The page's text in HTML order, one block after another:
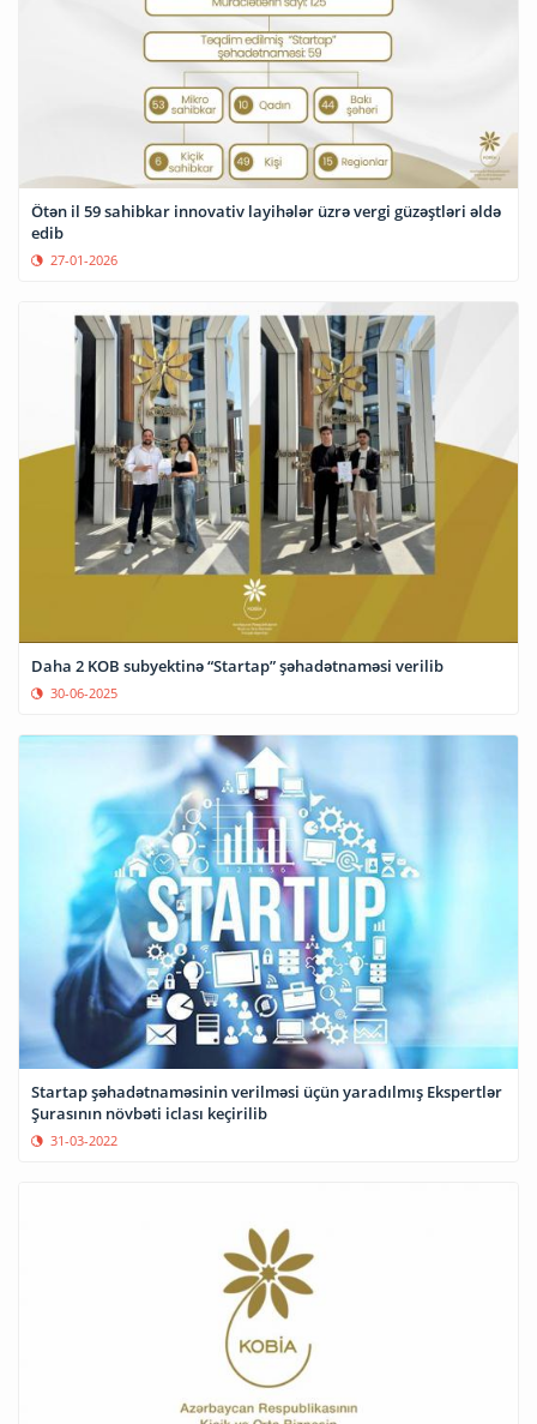
Ötən il 59 sahibkar innovativ layihələr üzrə vergi güzəştləri əldə
edib
27-01-2026
Daha 2 KOB subyektinə “Startap” şəhadətnaməsi verilib
30-06-2025
Startap şəhadətnaməsinin verilməsi üçün yaradılmış Ekspertlər
Şurasının növbəti iclası keçirilib
31-03-2022